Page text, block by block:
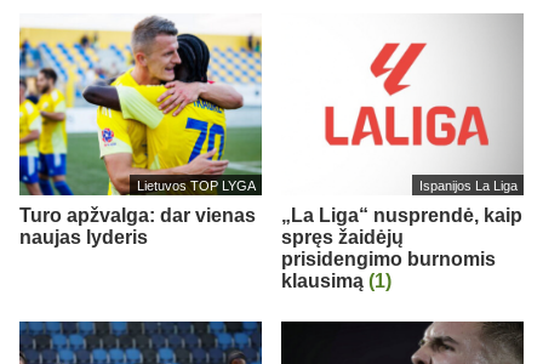
Lietuvos TOP LYGA
Turo apžvalga: dar vienas
naujas lyderis
Ispanijos La Liga
„La Liga“ nusprendė, kaip
spręs žaidėjų
prisidengimo burnomis
klausimą (1)